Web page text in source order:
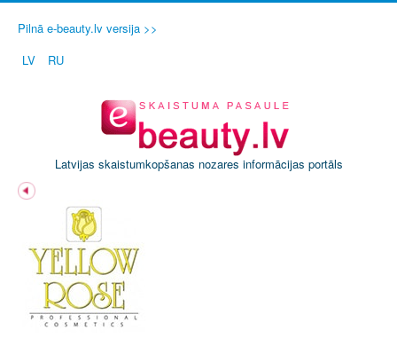
Pilnā e-beauty.lv versija >>
LV
RU
Latvijas skaistumkopšanas nozares informācijas portāls